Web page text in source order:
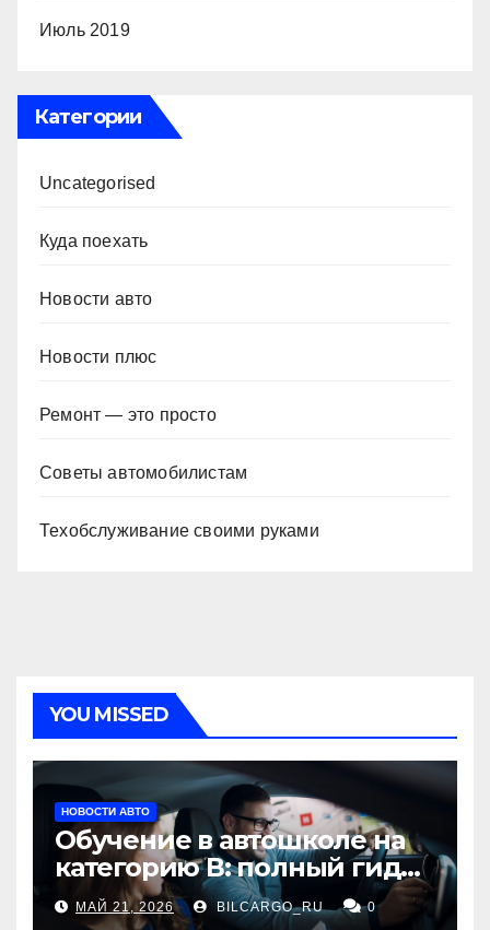
Июль 2019
Категории
Uncategorised
Куда поехать
Новости авто
Новости плюс
Ремонт — это просто
Советы автомобилистам
Техобслуживание своими руками
YOU MISSED
НОВОСТИ АВТО
Обучение в автошколе на
категорию В: полный гид
для будущих водителей
МАЙ 21, 2026 BILCARGO_RU 0